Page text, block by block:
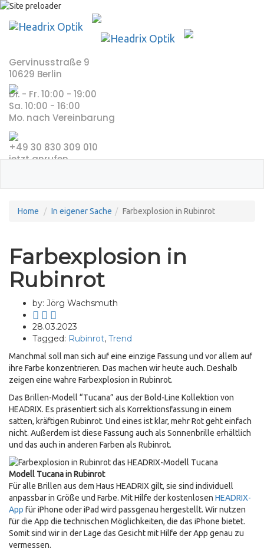
Skip
content
Gervinusstraße 9
10629 Berlin
Di. - Fr. 10:00 - 19:00
Sa. 10:00 - 16:00
Mo. nach Vereinbarung
+49 30 830 309 010
jetzt anrufen
Home In eigener Sache Farbexplosion in Rubinrot
Farbexplosion in
Rubinrot
by: Jörg Wachsmuth
28.03.2023
Tagged: Rubinrot, Trend
Manchmal soll man sich auf eine einzige Fassung und vor allem auf
ihre Farbe konzentrieren. Das machen wir heute auch. Deshalb
zeigen eine wahre Farbexplosion in Rubinrot.
Das Brillen-Modell “Tucana” aus der Bold-Line Kollektion von
HEADRIX. Es präsentiert sich als Korrektionsfassung in einem
satten, kräftigen Rubinrot. Und eines ist klar, mehr Rot geht einfach
nicht. Außerdem ist diese Fassung auch als Sonnenbrille erhältlich
und das auch in anderen Farben als Rubinrot.
Modell Tucana in Rubinrot
Für alle Brillen aus dem Haus HEADRIX gilt, sie sind individuell
anpassbar in Größe und Farbe. Mit Hilfe der kostenlosen HEADRIX-
App für iPhone oder iPad wird passgenau hergestellt. Wir nutzen
für die App die technischen Möglichkeiten, die das iPhone bietet.
Somit sind wir in der Lage das Gesicht mit Hilfe der App genau zu
vermessen.